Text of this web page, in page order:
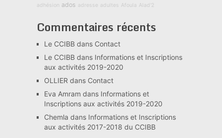
adhésion ados adresse adultes Afoula Alad'2
Commentaires récents
Le CCIBBdans Contact
Le CCIBBdans Informations et Inscriptions
aux activités 2019-2020
OLLIER dans Contact
Eva Amram dans Informations et
Inscriptions aux activités 2019-2020
Chemla dans Informations et Inscriptions
aux activités 2017-2018 du CCIBB